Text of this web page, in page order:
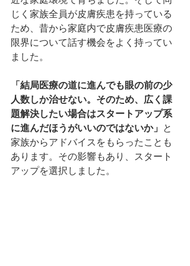
じく家族全員が皮膚疾患を持っている
ため、昔から家庭内で皮膚疾患医療の
限界について話す機会をよく持ってい
ました。
「結局医療の道に進んでも眼の前の少
人数しか治せない。そのため、広く課
題解決したい場合はスタートアップ系
に進んだほうがいいのではないか」
と
家族からアドバイスをもらったことも
あります。その影響もあり、スタート
アップを選択しました。